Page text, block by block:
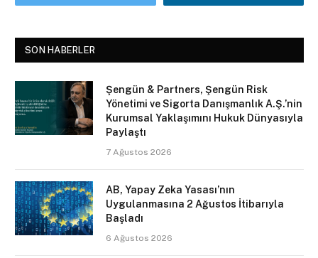
SON HABERLER
Şengün & Partners, Şengün Risk
Yönetimi ve Sigorta Danışmanlık A.Ş.’nin
Kurumsal Yaklaşımını Hukuk Dünyasıyla
Paylaştı
7 Ağustos 2026
AB, Yapay Zeka Yasası’nın
Uygulanmasına 2 Ağustos İtibarıyla
Başladı
6 Ağustos 2026